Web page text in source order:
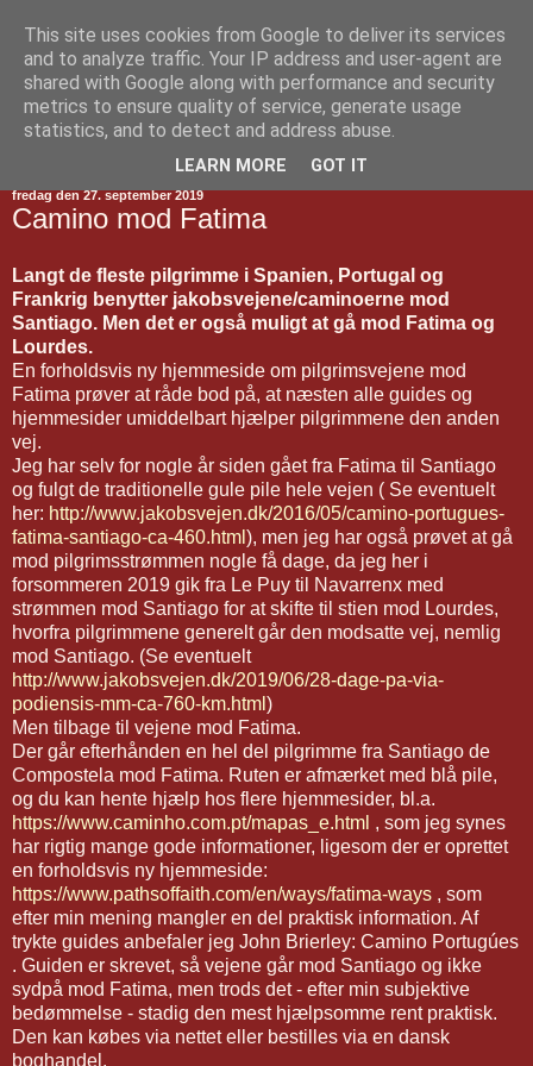
Jakobsvejen
fredag den 27. september 2019
Camino mod Fatima
Langt de fleste pilgrimme i Spanien, Portugal og
Frankrig benytter jakobsvejene/caminoerne mod
Santiago. Men det er også muligt at gå mod Fatima og
Lourdes.
En forholdsvis ny hjemmeside om pilgrimsvejene mod
Fatima prøver at råde bod på, at næsten alle guides og
hjemmesider umiddelbart hjælper pilgrimmene den anden
vej.
Jeg har selv for nogle år siden gået fra Fatima til Santiago
og fulgt de traditionelle gule pile hele vejen ( Se eventuelt
her: http://www.jakobsvejen.dk/2016/05/camino-portugues-
fatima-santiago-ca-460.html ), men jeg har også prøvet at gå
mod pilgrimsstrømmen nogle få dage, da jeg her i
forsommeren 2019 gik fra Le Puy til Navarrenx med
strømmen mod Santiago for at skifte til stien mod Lourdes,
hvorfra pilgrimmene generelt går den modsatte vej, nemlig
mod Santiago. (Se eventuelt
http://www.jakobsvejen.dk/2019/06/28-dage-pa-via-
podiensis-mm-ca-760-km.html )
Men tilbage til vejene mod Fatima.
Der går efterhånden en hel del pilgrimme fra Santiago de
Compostela mod Fatima. Ruten er afmærket med blå pile,
og du kan hente hjælp hos flere hjemmesider, bl.a.
https://www.caminho.com.pt/mapas_e.html , som jeg synes
har rigtig mange gode informationer, ligesom der er oprettet
en forholdsvis ny hjemmeside:
https://www.pathsoffaith.com/en/ways/fatima-ways , som
efter min mening mangler en del praktisk information. Af
trykte guides anbefaler jeg John Brierley: Camino Portugúes
. Guiden er skrevet, så vejene går mod Santiago og ikke
sydpå mod Fatima, men trods det - efter min subjektive
bedømmelse - stadig den mest hjælpsomme rent praktisk.
Den kan købes via nettet eller bestilles via en dansk
boghandel.
This site uses cookies from Google to deliver its services
and to analyze traffic. Your IP address and user-agent are
shared with Google along with performance and security
metrics to ensure quality of service, generate usage
statistics, and to detect and address abuse.
LEARN MORE GOT IT